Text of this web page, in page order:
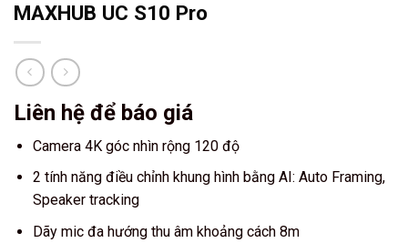
MAXHUB UC S10 Pro
Liên hệ để báo giá
Camera 4K góc nhìn rộng 120 độ
2 tính năng điều chỉnh khung hình bằng AI: Auto Framing,
Speaker tracking
Dãy mic đa hướng thu âm khoảng cách 8m